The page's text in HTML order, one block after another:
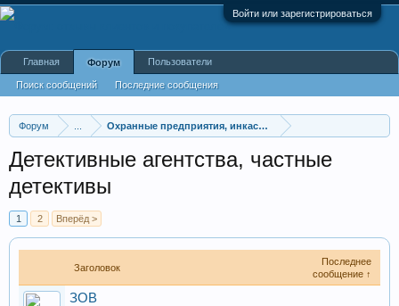
Войти или зарегистрироваться
Форум Охранные предприятия, инкассация, установка систем
Детективные агентства, частные
детективы
1 2 Вперёд >
Заголовок
Последнее
сообщение ↑
ЗОВ
Главная Форум
Поиск сообщений Последние сообщения
Пользователи